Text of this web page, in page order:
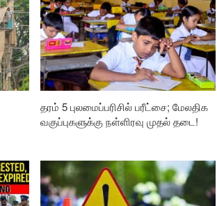
தரம் 5 புலமைப்பரிசில் பரீட்சை; மேலதிக
வகுப்புகளுக்கு நள்ளிரவு முதல் தடை!